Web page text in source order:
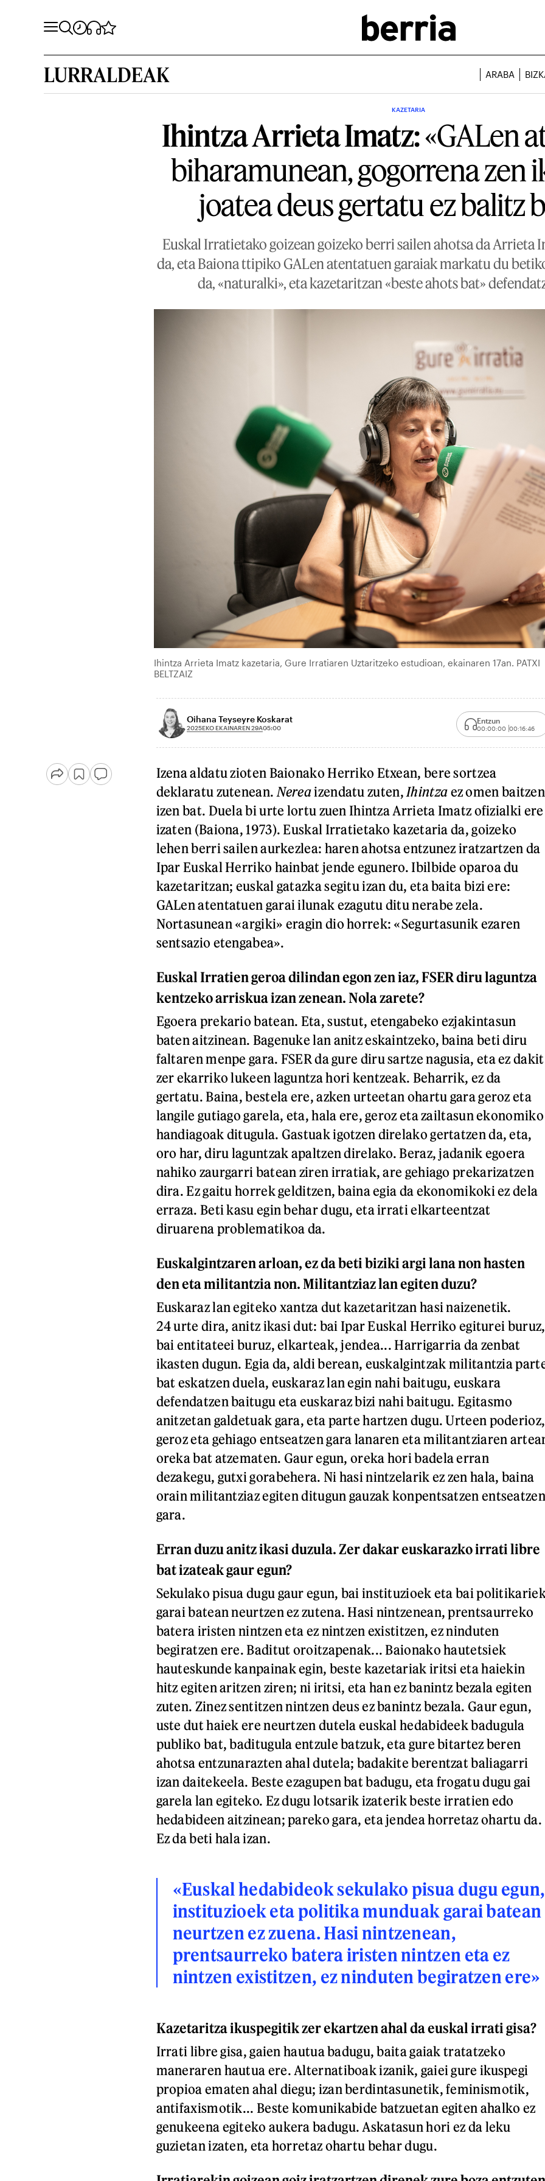
LURRALDEAK ARABA
KAZETARIA
Ihintza Arrieta Imatz:«GALen
biharamunean, gogorrena zen
joatea deus gertatu ez balitz
Euskal Irratietako goizean goizeko berri sailen ahotsa da Arrieta
da, eta Baiona ttipiko GALen atentatuen garaiak markatu du
da, «naturalki», eta kazetaritzan «beste ahots bat»
Ihintza Arrieta Imatz kazetaria, Gure Irratiaren Uztaritzeko estudioan, ekainaren 17an. PATXI
BELTZAIZ
Oihana Teyseyre Koskarat
2025EKO EKAINAREN 29A05:00
Entzun
00:00:00 00:16:46
Izena aldatu zioten Baionako Herriko Etxean, bere sortzea
deklaratu zutenean. Nereaizendatu zuten, Ihintza ez omen baitzen
izen bat. Duela bi urte lortu zuen Ihintza Arrieta Imatz ofizialki ere
izaten (Baiona, 1973). Euskal Irratietako kazetaria da, goizeko
lehen berri sailen aurkezlea: haren ahotsa entzunez iratzartzen da
Ipar Euskal Herriko hainbat jende egunero. Ibilbide oparoa du
kazetaritzan; euskal gatazka segitu izan du, eta baita bizi ere:
GALen atentatuen garai ilunak ezagutu ditu nerabe zela.
Nortasunean «argiki» eragin dio horrek: «Segurtasunik ezaren
sentsazio etengabea».
Euskal Irratien geroa dilindan egon zen iaz, FSER diru laguntza
kentzeko arriskua izan zenean. Nola zarete?
Egoera prekario batean. Eta, sustut, etengabeko ezjakintasun
baten aitzinean. Bagenuke lan anitz eskaintzeko, baina beti diru
faltaren menpe gara. FSER da gure diru sartze nagusia, eta ez dakit
zer ekarriko lukeen laguntza hori kentzeak. Beharrik, ez da
gertatu. Baina, bestela ere, azken urteetan ohartu gara geroz eta
langile gutiago garela, eta, hala ere, geroz eta zailtasun ekonomiko
handiagoak ditugula. Gastuak igotzen direlako gertatzen da, eta,
oro har, diru laguntzak apaltzen direlako. Beraz, jadanik egoera
nahiko zaurgarri batean ziren irratiak, are gehiago prekarizatzen
dira. Ez gaitu horrek gelditzen, baina egia da ekonomikoki ez dela
erraza. Beti kasu egin behar dugu, eta irrati elkarteentzat
diruarena problematikoa da.
Euskalgintzaren arloan, ez da beti biziki argi lana non hasten
den eta militantzia non. Militantziaz lan egiten duzu?
Euskaraz lan egiteko xantza dut kazetaritzan hasi naizenetik.
24 urte dira, anitz ikasi dut: bai Ipar Euskal Herriko egiturei buruz,
bai entitateei buruz, elkarteak, jendea... Harrigarria da zenbat
ikasten dugun. Egia da, aldi berean, euskalgintzak militantzia
bat eskatzen duela, euskaraz lan egin nahi baitugu, euskara
defendatzen baitugu eta euskaraz bizi nahi baitugu. Egitasmo
anitzetan galdetuak gara, eta parte hartzen dugu. Urteen poderioz,
geroz eta gehiago entseatzen gara lanaren eta militantziaren
oreka bat atzematen. Gaur egun, oreka hori badela erran
dezakegu, gutxi gorabehera. Ni hasi nintzelarik ez zen hala, baina
orain militantziaz egiten ditugun gauzak konpentsatzen entseatzen
gara.
Erran duzu anitz ikasi duzula. Zer dakar euskarazko irrati libre
bat izateak gaur egun?
Sekulako pisua dugu gaur egun, bai instituzioek eta bai
garai batean neurtzen ez zutena. Hasi nintzenean, prentsaurreko
batera iristen nintzen eta ez nintzen existitzen, ez ninduten
begiratzen ere. Baditut oroitzapenak... Baionako hautetsiek
hauteskunde kanpainak egin, beste kazetariak iritsi eta haiekin
hitz egiten aritzen ziren; ni iritsi, eta han ez banintz bezala egiten
zuten. Zinez sentitzen nintzen deus ez banintz bezala. Gaur egun,
uste dut haiek ere neurtzen dutela euskal hedabideek badugula
publiko bat, baditugula entzule batzuk, eta gure bitartez beren
ahotsa entzunarazten ahal dutela; badakite berentzat baliagarri
izan daitekeela. Beste ezagupen bat badugu, eta frogatu dugu gai
garela lan egiteko. Ez dugu lotsarik izaterik beste irratien edo
hedabideen aitzinean; pareko gara, eta jendea horretaz ohartu da.
Ez da beti hala izan.
«Euskal hedabideok sekulako pisua dugu egun,
instituzioek eta politika munduak garai batean
neurtzen ez zuena. Hasi nintzenean,
prentsaurreko batera iristen nintzen eta ez
nintzen existitzen, ez ninduten begiratzen ere»
Kazetaritza ikuspegitik zer ekartzen ahal da euskal irrati gisa?
Irrati libre gisa, gaien hautua badugu, baita gaiak tratatzeko
maneraren hautua ere. Alternatiboak izanik, gaiei gure ikuspegi
propioa ematen ahal diegu; izan berdintasunetik, feminismotik,
antifaxismotik... Beste komunikabide batzuetan egiten ahalko ez
genukeena egiteko aukera badugu. Askatasun hori ez da leku
guzietan izaten, eta horretaz ohartu behar dugu.